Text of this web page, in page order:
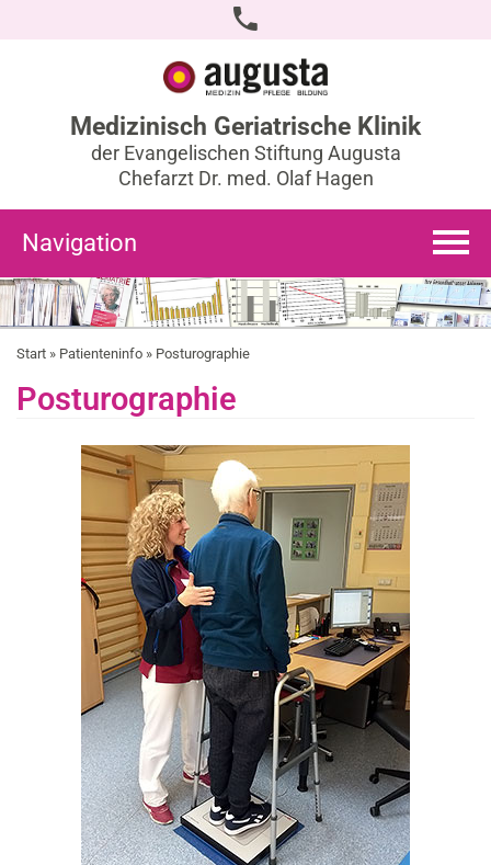
Medizinisch Geriatrische Klinik
der Evangelischen Stiftung Augusta
Chefarzt Dr. med. Olaf Hagen
Navigation
Start » Patienteninfo » Posturographie
Posturographie